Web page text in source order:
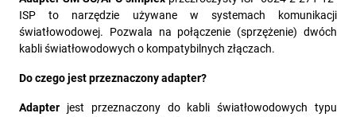
ISP to narzędzie używane w systemach komunikacji
światłowodowej. Pozwala na połączenie (sprzężenie) dwóch
kabli światłowodowych o kompatybilnych złączach.
Do czego jest przeznaczony adapter?
Adapter jest przeznaczony do kabli światłowodowych typu